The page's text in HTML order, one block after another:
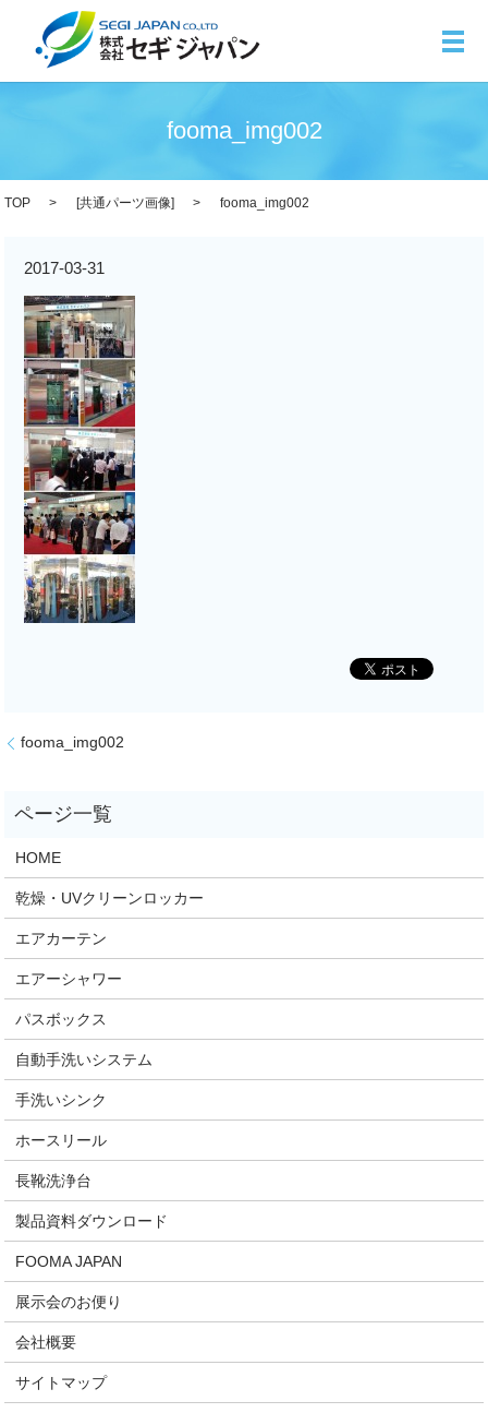
メ
fooma_img002
TOP [共通パーツ画像] fooma_img002
2017-03-31
fooma_img002
HOME
乾燥・UVクリーンロッカー
エアカーテン
エアーシャワー
パスボックス
自動手洗いシステム
手洗いシンク
ホースリール
長靴洗浄台
製品資料ダウンロード
FOOMA JAPAN
展示会のお便り
会社概要
サイトマップ